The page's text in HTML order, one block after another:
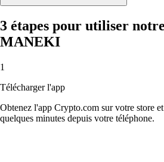
3 étapes pour utiliser
MANEKI
1
Télécharger l'app
Obtenez l'app Crypto.com sur votre store
quelques minutes depuis votre téléphone.